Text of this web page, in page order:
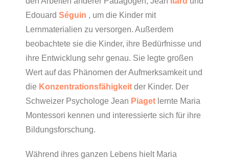
Edouard Séguin , um die Kinder mit
Lernmaterialien zu versorgen. Außerdem
beobachtete sie die Kinder, ihre Bedürfnisse und
ihre Entwicklung sehr genau. Sie legte großen
Wert auf das Phänomen der Aufmerksamkeit und
die Konzentrationsfähigkeit der Kinder. Der
Schweizer Psychologe Jean Piaget lernte Maria
Montessori kennen und interessierte sich für ihre
Bildungsforschung.
Während ihres ganzen Lebens hielt Maria